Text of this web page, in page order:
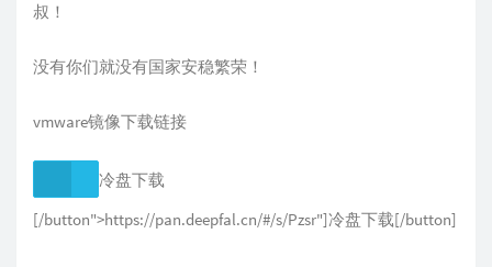
叔！
没有你们就没有国家安稳繁荣！
vmware镜像下载链接
冷盘下载
[/button">https://pan.deepfal.cn/#/s/Pzsr"]冷盘下载[/button]